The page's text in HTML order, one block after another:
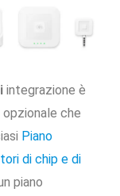
integrazione è
che
Piano
di chip e di
piano